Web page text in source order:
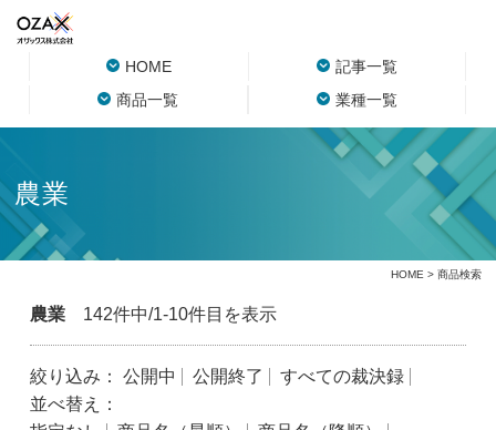
HOME
記事一覧
商品一覧
業種一覧
農業
HOME > 商品検索
農業142件中/1-10件目を表示
絞り込み： 公開中 公開終了
すべての裁決録
並べ替え：